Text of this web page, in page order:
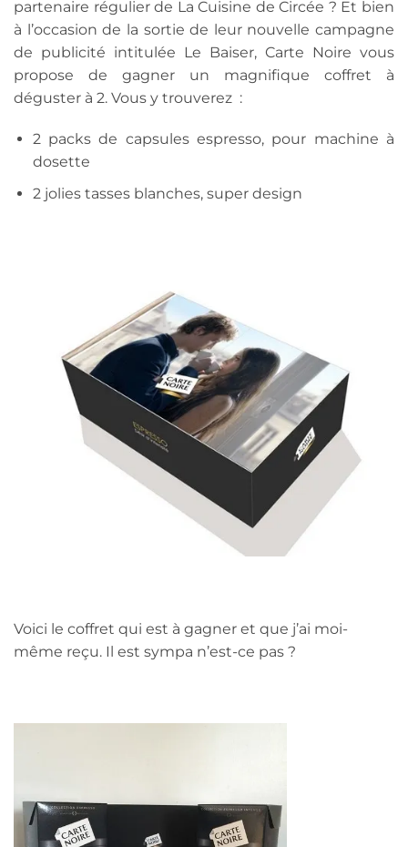
partenaire régulier de La Cuisine de Circée ? Et bien
à l’occasion de la sortie de leur nouvelle campagne
de publicité intitulée Le Baiser, Carte Noire vous
propose de gagner un magnifique coffret à
déguster à 2. Vous y trouverez :
2 packs de capsules espresso, pour machine à
dosette
2 jolies tasses blanches, super design
Voici le coffret qui est à gagner et que j’ai moi-
même reçu. Il est sympa n’est-ce pas ?